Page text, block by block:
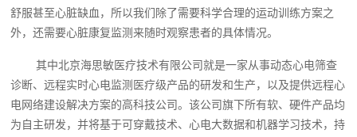
舒服甚至心脏缺血，所以我们除了需要科学合理的运动训练方案之
外，还需要心脏康复监测来随时观察患者的具体情况。
其中北京海思敏医疗技术有限公司就是一家从事动态心电筛查
诊断、远程实时心电监测医疗级产品的研发和生产，以及提供远程心
电网络建设解决方案的高科技公司。该公司旗下所有软、硬件产品均
为自主研发，并将基于可穿戴技术、心电大数据和机器学习技术，持